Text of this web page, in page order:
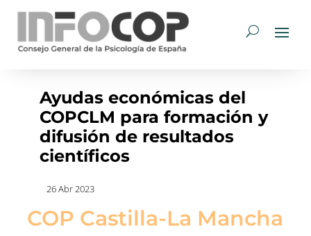
Ayudas económicas del
COPCLM para formación y
difusión de resultados
científicos
26 Abr 2023
COP Castilla-La Mancha